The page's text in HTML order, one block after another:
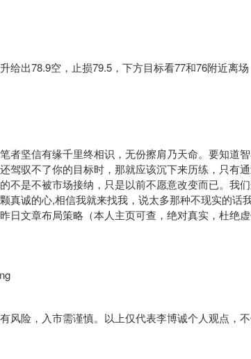
出78.9空，止损79.5，下方目标看77和76附近离场
坚信有缘千里终相识，无份擦肩乃天命。要知道
驾驭不了你的目标时，那就应该沉下来历练，只有
不是不被市场接纳，只是以前不愿意改变而已。我
真诚的心,相信我就来找我，说太多那种不现实的话
日文章布局策略（本人主页可查，绝对真实，杜绝虚
险，入市需谨慎。以上仅代表李博诚个人观点，